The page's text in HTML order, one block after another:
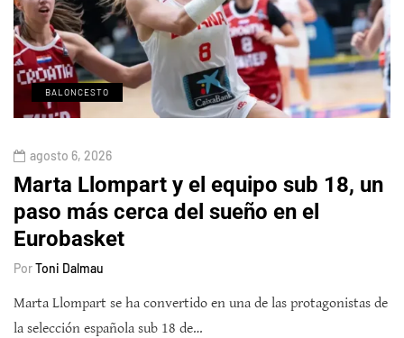
BALONCESTO
agosto 6, 2026
Marta Llompart y el equipo sub 18, un
paso más cerca del sueño en el
Eurobasket
PorToni Dalmau
Marta Llompart se ha convertido en una de las protagonistas de
la selección española sub 18 de…